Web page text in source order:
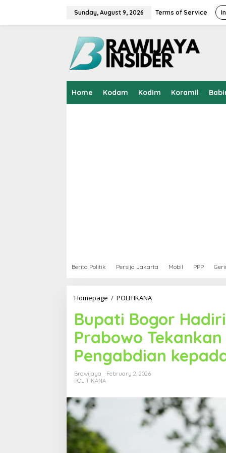
Sunday, August 9, 2026 Terms of Service
Home Kodam Kodim Koramil
Berita Politik Persija Jakarta Mobil PPP
Homepage / POLITIKANA
p
a
t
i
B
o
H
a
d
i
Bupati Bogor
Prabowo
Pengabdian
Brawijaya
February 2, 2026
POLITIKANA